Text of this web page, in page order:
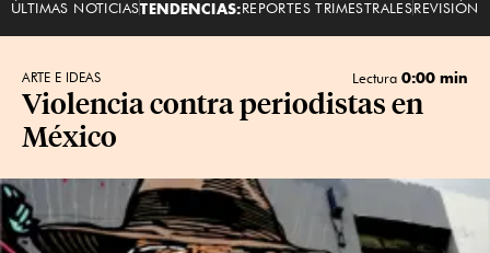
ÚLTIMAS NOTICIASTENDENCIAS:REPORTES TRIMESTRALESREVISIÓN
ARTE E IDEAS Lectura 0:00 min
Violencia contra periodistas en
México